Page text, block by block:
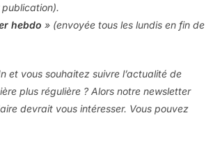
hebdo » (envoyée tous les lundis en fin de
et vous souhaitez suivre l’actualité de
plus régulière ? Alors notre newsletter
devrait vous intéresser. Vous pouvez